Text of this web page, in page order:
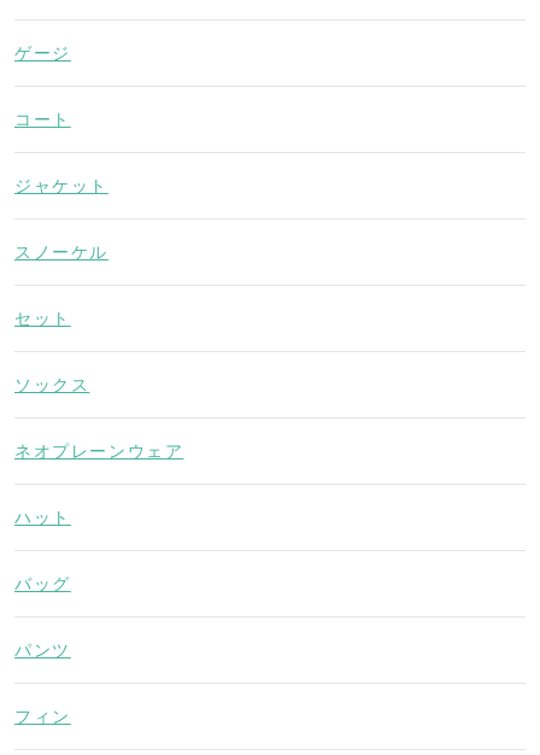
ゲージ
コート
ジャケット
スノーケル
セット
ソックス
ネオプレーンウェア
ハット
バッグ
パンツ
フィン